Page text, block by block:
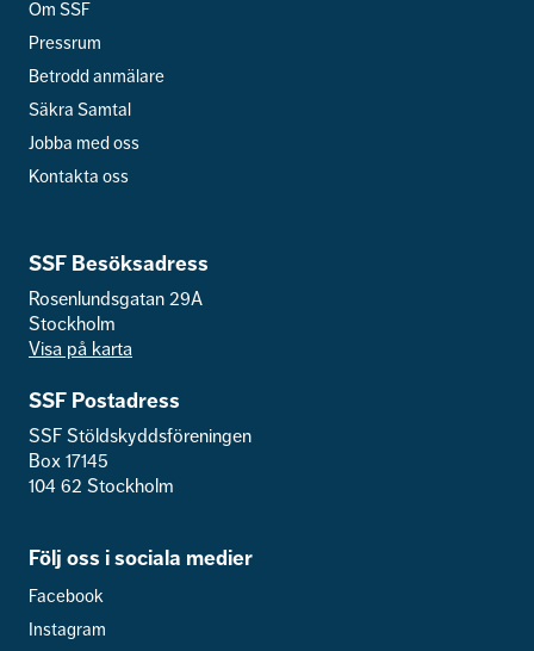
Om SSF
Pressrum
Betrodd anmälare
Säkra Samtal
Jobba med oss
Kontakta oss
SSF Besöksadress
Rosenlundsgatan 29A
Stockholm
Visa på karta
SSF Postadress
SSF Stöldskyddsföreningen
Box 17145
104 62 Stockholm
Följ oss i sociala medier
Facebook
Instagram